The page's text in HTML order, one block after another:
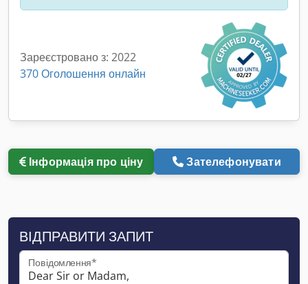
Зареєстровано з: 2022
370 Оголошення онлайн
Інформація про ціну Зателефонувати
ВІДПРАВИТИ ЗАПИТ
Повідомлення*